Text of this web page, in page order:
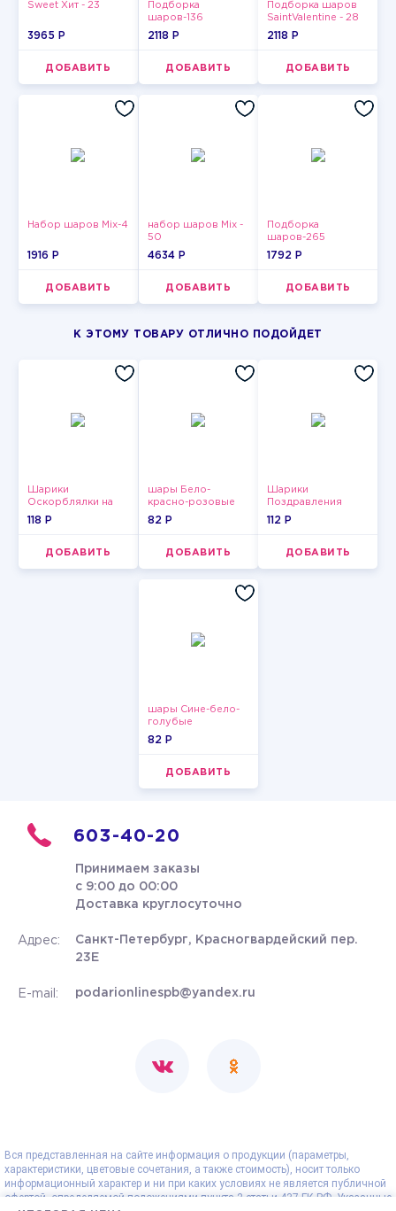
Sweet Хит - 23
3965 P
ДОБАВИТЬ
Подборка
шаров-136
2118 P
ДОБАВИТЬ
Подборка шаров
SaintValentine - 28
2118 P
ДОБАВИТЬ
Набор шаров Mix-4
1916 P
ДОБАВИТЬ
набор шаров Mix -
50
4634 P
ДОБАВИТЬ
Подборка
шаров-265
1792 P
ДОБАВИТЬ
К ЭТОМУ ТОВАРУ ОТЛИЧНО ПОДОЙДЕТ
Шарики
Оскорблялки на
день рождения для
118 P
ДОБАВИТЬ
шары Бело-
красно-розовые
пастельные
82 P
ДОБАВИТЬ
Шарики
Поздравления
112 P
ДОБАВИТЬ
шары Сине-бело-
голубые
пастельные
82 P
ДОБАВИТЬ
603-40-20
Принимаем заказы
с 9:00 до 00:00
Доставка круглосуточно
Адрес:
Санкт-Петербург, Красногвардейский пер.
23Е
E-mail: podarionlinespb@yandex.ru
Вся представленная на сайте информация о продукции (параметры,
характеристики, цветовые сочетания, а также стоимость), носит только
информационный характер и ни при каких условиях не является публичной
офертой, определяемой положениями пункта 2 статьи 437 ГК РФ. Указанные